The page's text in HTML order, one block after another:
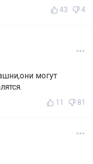
43 4
могут
11 81